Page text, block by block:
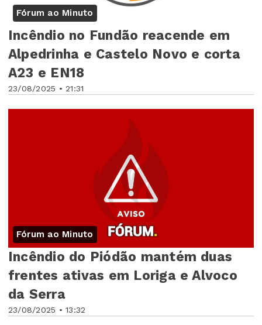
Fórum ao Minuto
23/08/2025 • 21:31
Incêndio no Fundão reacende em
Alpedrinha e Castelo Novo e corta
A23 e EN18
Fórum ao Minuto
23/08/2025 • 13:32
Incêndio do Piódão mantém duas
frentes ativas em Loriga e Alvoco
da Serra